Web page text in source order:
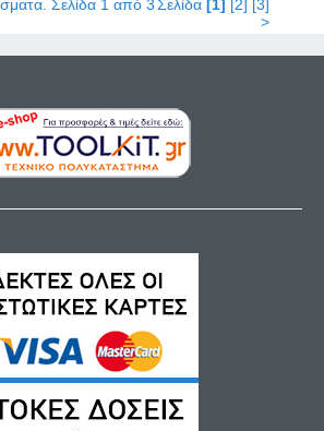
Σελίδα 1 από 3Σελίδα [1] [2] [3]
>